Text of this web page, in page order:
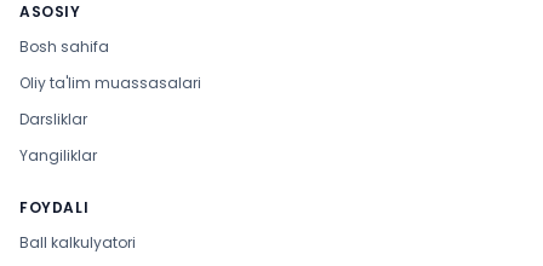
ASOSIY
Bosh sahifa
Oliy ta'lim muassasalari
Darsliklar
Yangiliklar
FOYDALI
Ball kalkulyatori